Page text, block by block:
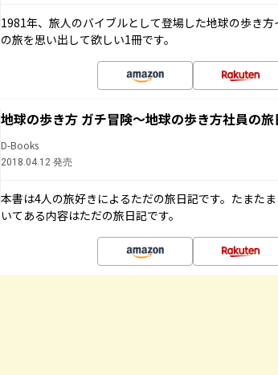
1981年、旅人のバイブルとして登場した地球の歩き
の旅を思い出して欲しい1冊です。
地球の歩き方 ガチ冒険～地球の歩き方社員の
D-Books
2018.04.12 発売
本書は4人の旅好きによるただの旅日記です。たまた
いてある内容はただの旅日記です。